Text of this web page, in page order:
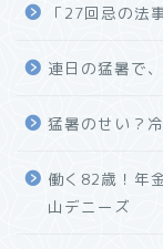
「27回忌の法
連日の猛暑で
猛暑のせい？
働く82歳！年
山デニーズ